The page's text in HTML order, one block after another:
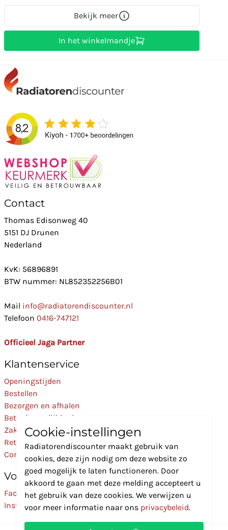
Bekijk meer
In het winkelmandje
Contact
Thomas Edisonweg 40
5151 DJ Drunen
Nederland
KvK: 56896891
BTW nummer: NL852352256B01
Mail info@radiatorendiscounter.nl
Telefoon 0416-747121
Officieel Jaga Partner
Klantenservice
Openingstijden
Bestellen
Bezorgen en afhalen
Betaalmogelijkheden
Zakelijk
Retourneren
Contact
Volg Ons
Facebook
Instagram
Cookie-instellingen
Radiatorendiscounter maakt gebruik van
cookies, deze zijn nodig om deze website zo
goed mogelijk te laten functioneren. Door
akkoord te gaan met deze melding accepteert u
het gebruik van deze cookies. We verwijzen u
voor meer informatie naar ons privacybeleid.